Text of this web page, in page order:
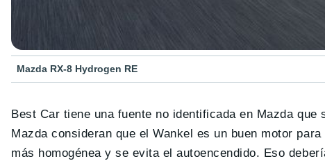
Mazda RX-8 Hydrogen RE
Best Car tiene una fuente no identificada en Mazda
Mazda consideran que el Wankel es un buen motor
más homogénea y se evita el autoencendido. Eso